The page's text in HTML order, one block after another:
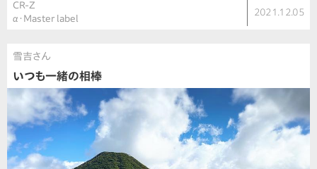
CR-Z
α・Master label
2021.12.05
雪吉さん
いつも一緒の相棒